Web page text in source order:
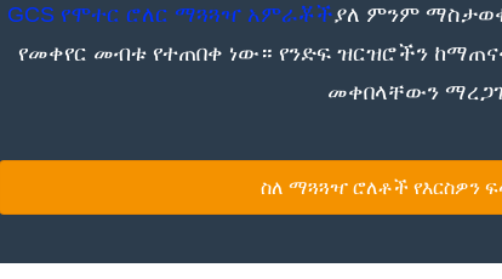
GCS የሞተር ሮለር ማጓጓዣ አምራቾችያለ ምንም
የመቀየር መብቱ የተጠበቀ ነው። የንድፍ ዝርዝሮችን
መቀበላቸውን
ስለ ማጓጓዣ ሮለቶች የእርስዎን